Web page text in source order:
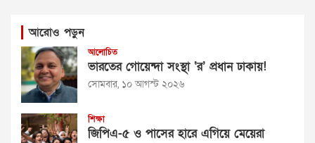
আরোও পড়ুন
আলোচিত
ভারতের গোয়েন্দা সংস্থা ‘র’ প্রধান ঢাকায়!
সোমবার, ১০ আগস্ট ২০২৬
শিক্ষা
জিপিএ-৫ ও পাসের হারে এগিয়ে মেয়েরা